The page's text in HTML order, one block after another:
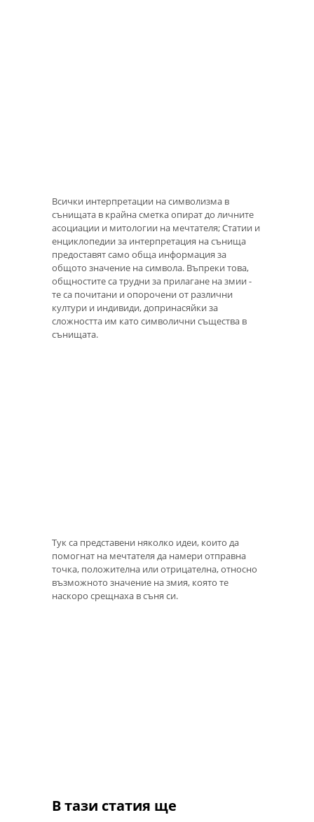
Всички интерпретации на символизма в
сънищата в крайна сметка опират до личните
асоциации и митологии на мечтателя; Статии и
енциклопедии за интерпретация на сънища
предоставят само обща информация за
общото значение на символа. Въпреки това,
общностите са трудни за прилагане на змии -
те са почитани и опорочени от различни
култури и индивиди, допринасяйки за
сложността им като символични същества в
сънищата.
Тук са представени няколко идеи, които да
помогнат на мечтателя да намери отправна
точка, положителна или отрицателна, относно
възможното значение на змия, която те
наскоро срещнаха в съня си.
В тази статия ще